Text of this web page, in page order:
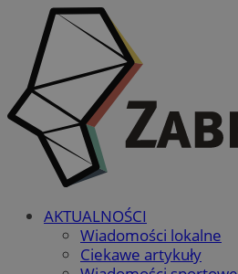
AKTUALNOŚCI
Wiadomości lokalne
Ciekawe artykuły